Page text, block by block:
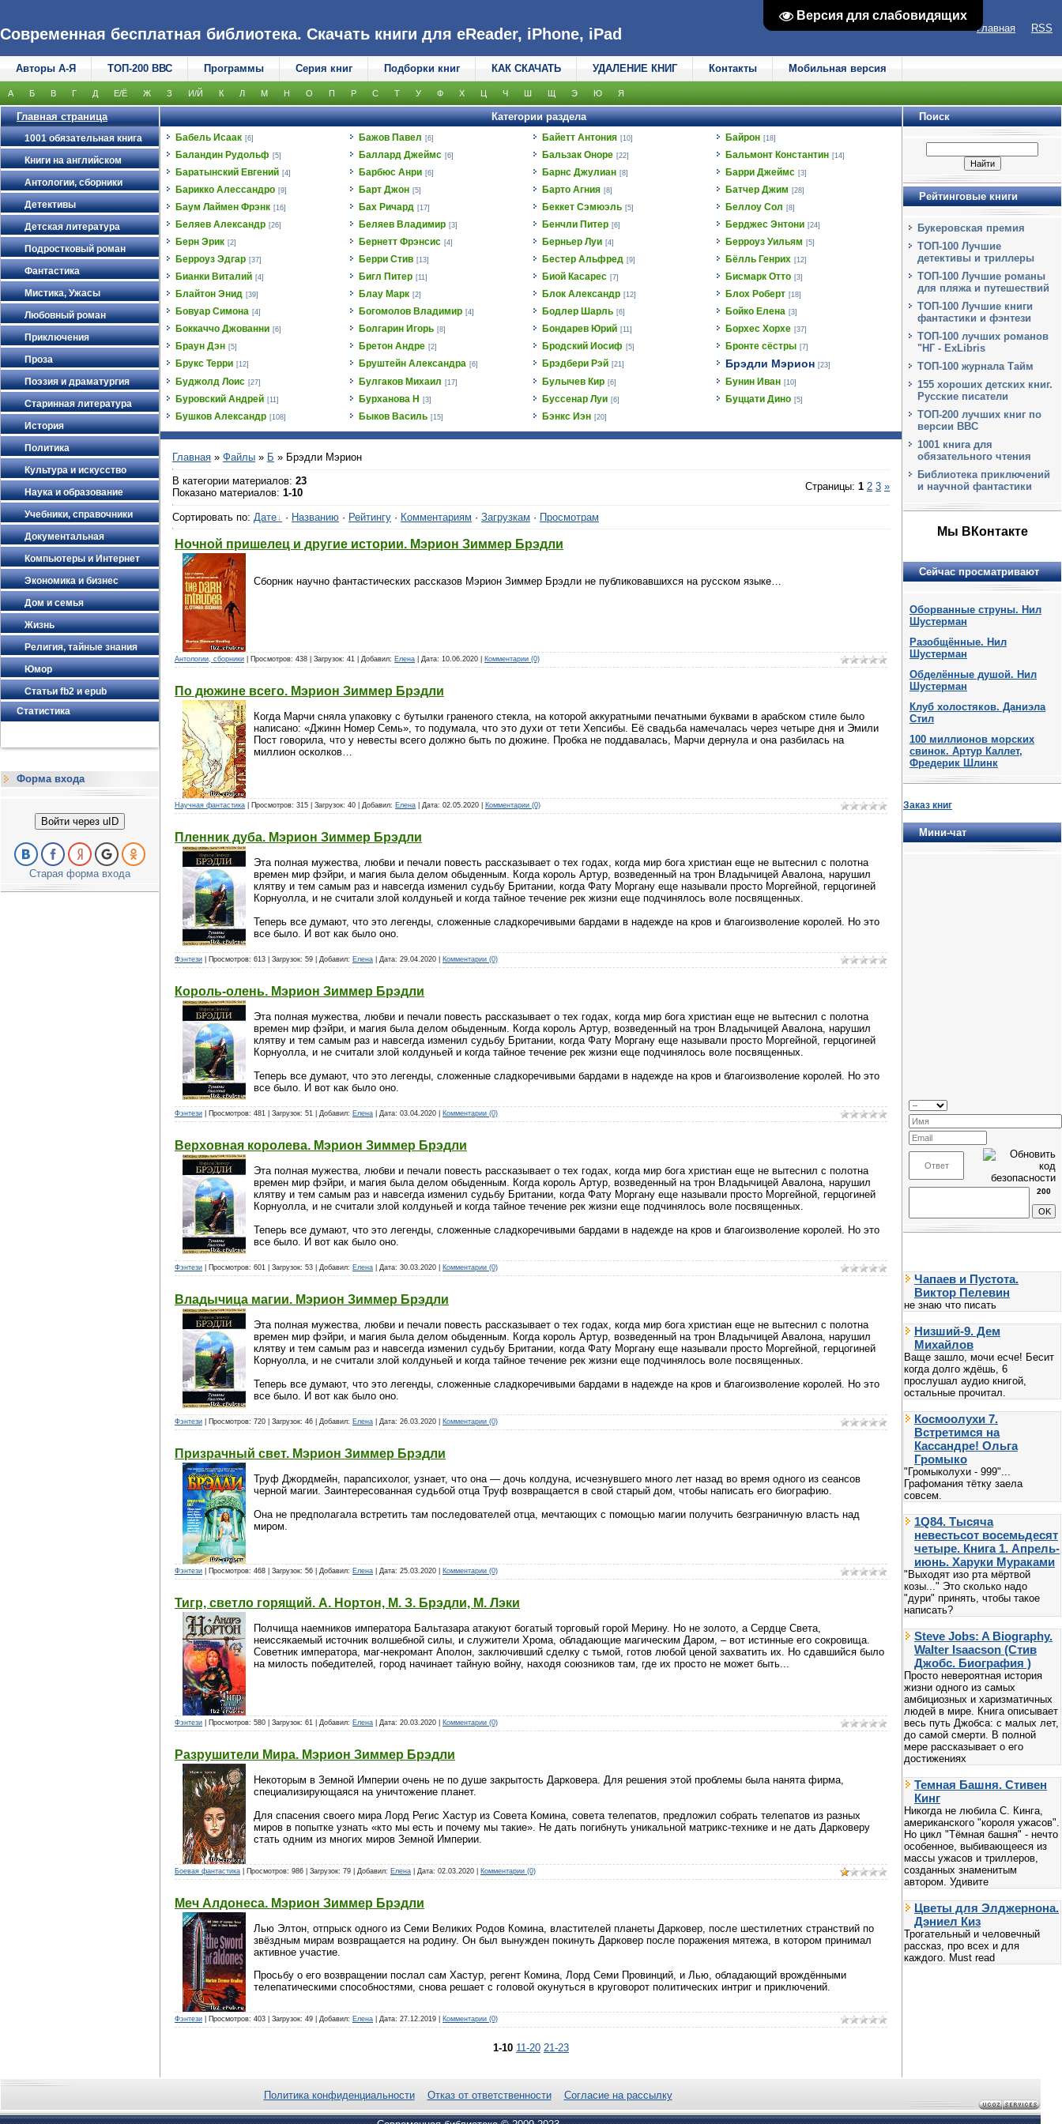
Версия для слабовидящих
Версия для слабовидящих
Современная бесплатная библиотека. Скачать книги для eReader, iPhone, iPad Главная RSS
Авторы А-Я ТОП-200 ВВС Программы Серия книг Подборки книг КАК СКАЧАТЬ УДАЛЕНИЕ КНИГ Контакты Мобильная версия
А Б В Г Д Е/Ё Ж З И/Й К Л М Н О П Р С Т У Ф Х Ц Ч Ш Щ Э Ю Я
Главная страница
1001 обязательная книга
Книги на английском
Антологии, сборники
Детективы
Детская литература
Подростковый роман
Фантастика
Мистика, Ужасы
Любовный роман
Приключения
Проза
Поэзия и драматургия
Старинная литература
История
Политика
Культура и искусство
Наука и образование
Учебники, справочники
Документальная
Компьютеры и Интернет
Экономика и бизнес
Дом и семья
Жизнь
Религия, тайные знания
Юмор
Статьи fb2 и epub
Статистика
Форма входа
Войти через uID
Старая форма входа
Категории раздела
Бабель Исаак [6] Бажов Павел [6] Байетт Антония [10] Байрон [18]
Баландин Рудольф [5] Баллард Джеймс [6] Бальзак Оноре [22] Бальмонт Константин [14]
Баратынский Евгений [4] Барбюс Анри [6] Барнс Джулиан [8] Барри Джеймс [3]
Барикко Алессандро [9] Барт Джон [5] Барто Агния [8] Батчер Джим [28]
Баум Лаймен Фрэнк [16] Бах Ричард [17] Беккет Сэмюэль [5] Беллоу Сол [8]
Беляев Александр [26] Беляев Владимир [3] Бенчли Питер [6] Берджес Энтони [24]
Берн Эрик [2] Бернетт Фрэнсис [4] Берньер Луи [4] Берроуз Уильям [5]
Берроуз Эдгар [37] Берри Стив [13] Бестер Альфред [9] Бёлль Генрих [12]
Бианки Виталий [4] Бигл Питер [11] Биой Касарес [7] Бисмарк Отто [3]
Блайтон Энид [39] Блау Марк [2] Блок Александр [12] Блох Роберт [18]
Бовуар Симона [4] Богомолов Владимир [4] Бодлер Шарль [6] Бойко Елена [3]
Боккаччо Джованни [6] Болгарин Игорь [8] Бондарев Юрий [11] Борхес Хорхе [37]
Браун Дэн [5] Бретон Андре [2] Бродский Иосиф [5] Бронте сёстры [7]
Брукс Терри [12] Бруштейн Александра [6] Брэдбери Рэй [21] Брэдли Мэрион [23]
Буджолд Лоис [27] Булгаков Михаил [17] Булычев Кир [6] Бунин Иван [10]
Буровский Андрей [11] Бурханова Н [3] Буссенар Луи [6] Буццати Дино [5]
Бушков Александр [108] Быков Василь [15] Бэнкс Иэн [20]
Главная » Файлы » Б » Брэдли Мэрион
В категории материалов: 23
Показано материалов: 1-10
Страницы: 1 2 3 »
Сортировать по: Дате · Названию · Рейтингу · Комментариям · Загрузкам · Просмотрам
Ночной пришелец и другие истории. Мэрион Зиммер Брэдли
Сборник научно фантастических рассказов Мэрион Зиммер Брэдли не публиковавшихся на русском языке…
Антологии, сборники | Просмотров: 438 | Загрузок: 41 | Добавил: Елена | Дата: 10.06.2020 Комментарии (0)
По дюжине всего. Мэрион Зиммер Брэдли
Когда Марчи сняла упаковку с бутылки граненого стекла, на которой аккуратными печатными буквами в арабском стиле было
написано: «Джинн Номер Семь», то подумала, что это духи от тети Хепсибы. Её свадьба намечалась через четыре дня и Эмили
Пост говорила, что у невесты всего должно быть по дюжине. Пробка не поддавалась, Марчи дернула и она разбилась на
миллион осколков…
Научная фантастика | Просмотров: 315 | Загрузок: 40 | Добавил: Елена | Дата: 02.05.2020 Комментарии (0)
Пленник дуба. Мэрион Зиммер Брэдли
Эта полная мужества, любви и печали повесть рассказывает о тех годах, когда мир бога христиан еще не вытеснил с полотна
времен мир фэйри, и магия была делом обыденным. Когда король Артур, возведенный на трон Владычицей Авалона, нарушил
клятву и тем самым раз и навсегда изменил судьбу Британии, когда Фату Моргану еще называли просто Моргейной, герцогиней
Корнуолла, и не считали злой колдуньей и когда тайное течение рек жизни еще подчинялось воле посвященных.
Теперь все думают, что это легенды, сложенные сладкоречивыми бардами в надежде на кров и благоизволение королей. Но это
все было. И вот как было оно.
Фэнтези | Просмотров: 613 | Загрузок: 59 | Добавил: Елена | Дата: 29.04.2020 Комментарии (0)
Король-олень. Мэрион Зиммер Брэдли
Эта полная мужества, любви и печали повесть рассказывает о тех годах, когда мир бога христиан еще не вытеснил с полотна
времен мир фэйри, и магия была делом обыденным. Когда король Артур, возведенный на трон Владычицей Авалона, нарушил
клятву и тем самым раз и навсегда изменил судьбу Британии, когда Фату Моргану еще называли просто Моргейной, герцогиней
Корнуолла, и не считали злой колдуньей и когда тайное течение рек жизни еще подчинялось воле посвященных.
Теперь все думают, что это легенды, сложенные сладкоречивыми бардами в надежде на кров и благоизволение королей. Но это
все было. И вот как было оно.
Фэнтези | Просмотров: 481 | Загрузок: 51 | Добавил: Елена | Дата: 03.04.2020 Комментарии (0)
Верховная королева. Мэрион Зиммер Брэдли
Эта полная мужества, любви и печали повесть рассказывает о тех годах, когда мир бога христиан еще не вытеснил с полотна
времен мир фэйри, и магия была делом обыденным. Когда король Артур, возведенный на трон Владычицей Авалона, нарушил
клятву и тем самым раз и навсегда изменил судьбу Британии, когда Фату Моргану еще называли просто Моргейной, герцогиней
Корнуолла, и не считали злой колдуньей и когда тайное течение рек жизни еще подчинялось воле посвященных.
Теперь все думают, что это легенды, сложенные сладкоречивыми бардами в надежде на кров и благоизволение королей. Но это
все было. И вот как было оно.
Фэнтези | Просмотров: 601 | Загрузок: 53 | Добавил: Елена | Дата: 30.03.2020 Комментарии (0)
Владычица магии. Мэрион Зиммер Брэдли
Эта полная мужества, любви и печали повесть рассказывает о тех годах, когда мир бога христиан еще не вытеснил с полотна
времен мир фэйри, и магия была делом обыденным. Когда король Артур, возведенный на трон Владычицей Авалона, нарушил
клятву и тем самым раз и навсегда изменил судьбу Британии, когда Фату Моргану еще называли просто Моргейной, герцогиней
Корнуолла, и не считали злой колдуньей и когда тайное течение рек жизни еще подчинялось воле посвященных.
Теперь все думают, что это легенды, сложенные сладкоречивыми бардами в надежде на кров и благоизволение королей. Но это
все было. И вот как было оно.
Фэнтези | Просмотров: 720 | Загрузок: 46 | Добавил: Елена | Дата: 26.03.2020 Комментарии (0)
Призрачный свет. Мэрион Зиммер Брэдли
Труф Джордмейн, парапсихолог, узнает, что она — дочь колдуна, исчезнувшего много лет назад во время одного из сеансов
черной магии. Заинтересованная судьбой отца Труф возвращается в свой старый дом, чтобы написать его биографию.
Она не предполагала встретить там последователей отца, мечтающих с помощью магии получить безграничную власть над
миром.
Фэнтези | Просмотров: 468 | Загрузок: 56 | Добавил: Елена | Дата: 25.03.2020 Комментарии (0)
Тигр, светло горящий. А. Нортон, М. З. Брэдли, М. Лэки
Полчища наемников императора Бальтазара атакуют богатый торговый горой Мерину. Но не золото, а Сердце Света,
неиссякаемый источник волшебной силы, и служители Хрома, обладающие магическим Даром, – вот истинные его сокровища.
Советник императора, маг-некромант Аполон, заключивший сделку с тьмой, готов любой ценой захватить их. Но сдавшийся было
на милость победителей, город начинает тайную войну, находя союзников там, где их просто не может быть...
Фэнтези | Просмотров: 580 | Загрузок: 61 | Добавил: Елена | Дата: 20.03.2020 Комментарии (0)
Разрушители Мира. Мэрион Зиммер Брэдли
Некоторым в Земной Империи очень не по душе закрытость Дарковера. Для решения этой проблемы была нанята фирма,
специализирующаяся на уничтожение планет.
Для спасения своего мира Лорд Регис Хастур из Совета Комина, совета телепатов, предложил собрать телепатов из разных
миров в попытке узнать «кто мы есть и почему мы такие». Не дать погибнуть уникальной матрикс-технике и не дать Дарковеру
стать одним из многих миров Земной Империи.
Боевая фантастика | Просмотров: 986 | Загрузок: 79 | Добавил: Елена | Дата: 02.03.2020 Комментарии (0)
Меч Алдонеса. Мэрион Зиммер Брэдли
Лью Элтон, отпрыск одного из Семи Великих Родов Комина, властителей планеты Дарковер, после шестилетних странствий по
звёздным мирам возвращается на родину. Он был вынужден покинуть Дарковер после поражения мятежа, в котором принимал
активное участие.
Просьбу о его возвращении послал сам Хастур, регент Комина, Лорд Семи Провинций, и Лью, обладающий врождёнными
телепатическими способностями, снова решает с головой окунуться в круговорот политических интриг и приключений.
Фэнтези | Просмотров: 403 | Загрузок: 49 | Добавил: Елена | Дата: 27.12.2019 Комментарии (0)
1-10 11-20 21-23
Поиск
Рейтинговые книги
Букеровская премия
ТОП-100 Лучшие
детективы и триллеры
ТОП-100 Лучшие романы
для пляжа и путешествий
ТОП-100 Лучшие книги
фантастики и фэнтези
ТОП-100 лучших романов
"НГ - ExLibris
ТОП-100 журнала Тайм
155 хороших детских книг.
Русские писатели
ТОП-200 лучших книг по
версии BBC
1001 книга для
обязательного чтения
Библиотека приключений
и научной фантастики
Мы ВКонтакте
Сейчас просматривают
Оборванные струны. Нил
Шустерман
Разобщённые. Нил
Шустерман
Обделённые душой. Нил
Шустерман
Клуб холостяков. Даниэла
Стил
100 миллионов морских
свинок. Артур Каллет,
Фредерик Шлинк
Заказ книг
Мини-чат
200
Чапаев и Пустота.
Виктор Пелевин
не знаю что писать
Низший-9. Дем
Михайлов
Ваще зашло, мочи есче! Бесит
когда долго ждёшь, 6
прослушал аудио книгой,
остальные прочитал.
Космоолухи 7.
Встретимся на
Кассандре! Ольга
Громыко
"Громыколухи - 999"...
Графомания тётку заела
совсем.
1Q84. Тысяча
невестьсот восемьдесят
четыре. Книга 1. Апрель-
июнь. Харуки Мураками
"Выходят изо рта мёртвой
козы..." Это сколько надо
"дури" принять, чтобы такое
написать?
Steve Jobs: A Biography.
Walter Isaacson (Стив
Джобс. Биография )
Просто невероятная история
жизни одного из самых
амбициозных и харизматичных
людей в мире. Книга описывает
весь путь Джобса: с малых лет,
до самой смерти. В полной
мере рассказывает о его
достижениях
Темная Башня. Стивен
Кинг
Никогда не любила С. Кинга,
американского "короля ужасов".
Но цикл "Тёмная башня" - нечто
особенное, выбивающееся из
массы ужасов и триллеров,
созданных знаменитым
автором. Удивите
Цветы для Элджернона.
Дэниел Киз
Трогательный и человечный
рассказ, про всех и для
каждого. Must read
Политика конфиденциальности Отказ от ответственности Согласие на рассылку